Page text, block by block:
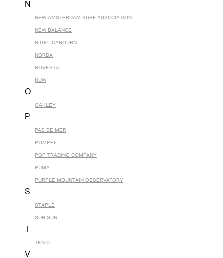
N
NEW AMSTERDAM SURF ASSOCIATION
NEW BALANCE
NIGEL CABOURN
NORDA
NOVESTA
NUW
O
OAKLEY
P
PAS DE MER
POMPEII
POP TRADING COMPANY
PUMA
PURPLE MOUNTAIN OBSERVATORY
S
STAPLE
SUB SUN
TEN C
V